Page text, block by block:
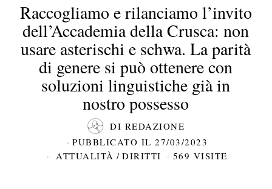
Raccogliamo e rilanciamo l’invito
dell’Accademia della Crusca: non
usare asterischi e schwa. La parità
di genere si può ottenere con
soluzioni linguistiche già in
nostro possesso
DI REDAZIONE
PUBBLICATO IL 27/03/2023
ATTUALITÀ / DIRITTI 569 VISITE